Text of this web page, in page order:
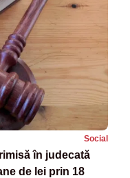
Social
în judecată
de lei prin 18